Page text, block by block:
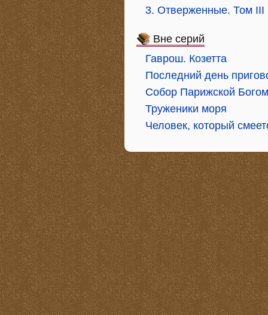
3. Отверженные. Том III
Вне серий
Гаврош. Козетта
Последний день
Собор Парижской
Труженики моря
Человек, который